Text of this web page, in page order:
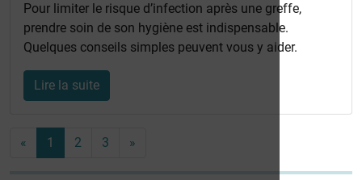
Pour limiter le risque d’infection après une greffe,
prendre soin de son hygiène est indispensable.
Quelques conseils simples peuvent vous y aider.
Lire la suite
« 1 2 3 »